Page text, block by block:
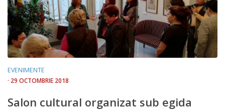
EVENIMENTE
· 29 OCTOMBRIE 2018
Salon cultural organizat sub egida